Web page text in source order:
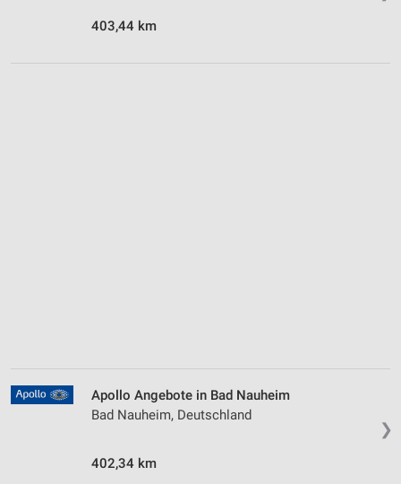
403,44 km
❯
Apollo Angebote in Bad Nauheim
Bad Nauheim, Deutschland
402,34 km